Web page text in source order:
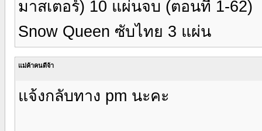
มาสเตอร์) 10 แผ่นจบ (ตอนที่ 1-62)
Snow Queen ซับไทย 3 แผ่น
แม่ค้าคนดีจ้า
แจ้งกลับทาง pm นะคะ